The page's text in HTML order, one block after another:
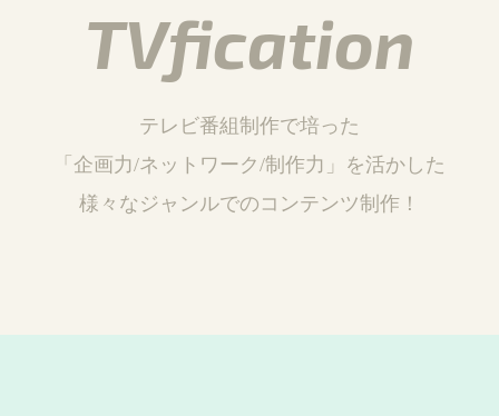
TVfication
テレビ番組制作で培った
「企画力/ネットワーク/制作力」を活かした
様々なジャンルでのコンテンツ制作！